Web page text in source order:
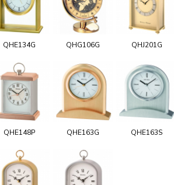
QHE134G QHG106G QHJ201G
QHE148P QHE163G QHE163S